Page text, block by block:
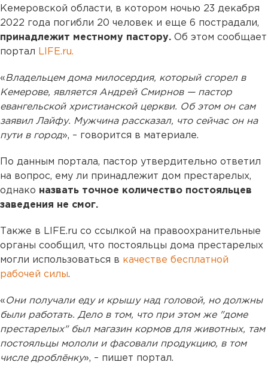
Кемеровской области, в котором ночью 23 декабря
2022 года погибли 20 человек и еще 6 пострадали,
принадлежит местному пастору. Об этом сообщает
портал LIFE.ru.
«Владельцем дома милосердия, который сгорел в
Кемерове, является Андрей Смирнов — пастор
евангельской христианской церкви. Об этом он сам
заявил Лайфу. Мужчина рассказал, что сейчас он на
пути в город», – говорится в материале.
По данным портала, пастор утвердительно ответил
на вопрос, ему ли принадлежит дом престарелых,
однако назвать точное количество постояльцев
заведения не смог.
Также в LIFE.ru со ссылкой на правоохранительные
органы сообщил, что постояльцы дома престарелых
могли использоваться в качестве бесплатной
рабочей силы.
« Они получали еду и крышу над головой, но должны
были работать. Дело в том, что при этом же "доме
престарелых" был магазин кормов для животных, там
постояльцы мололи и фасовали продукцию, в том
числе дроблёнку», – пишет портал.